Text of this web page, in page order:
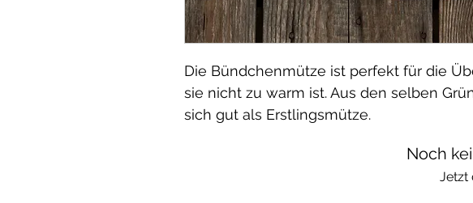
Die Bündchenmütze ist perfekt für die
sie nicht zu warm ist. Aus den selben
sich gut als Erstlingsmütze.
Noch
Jetzt